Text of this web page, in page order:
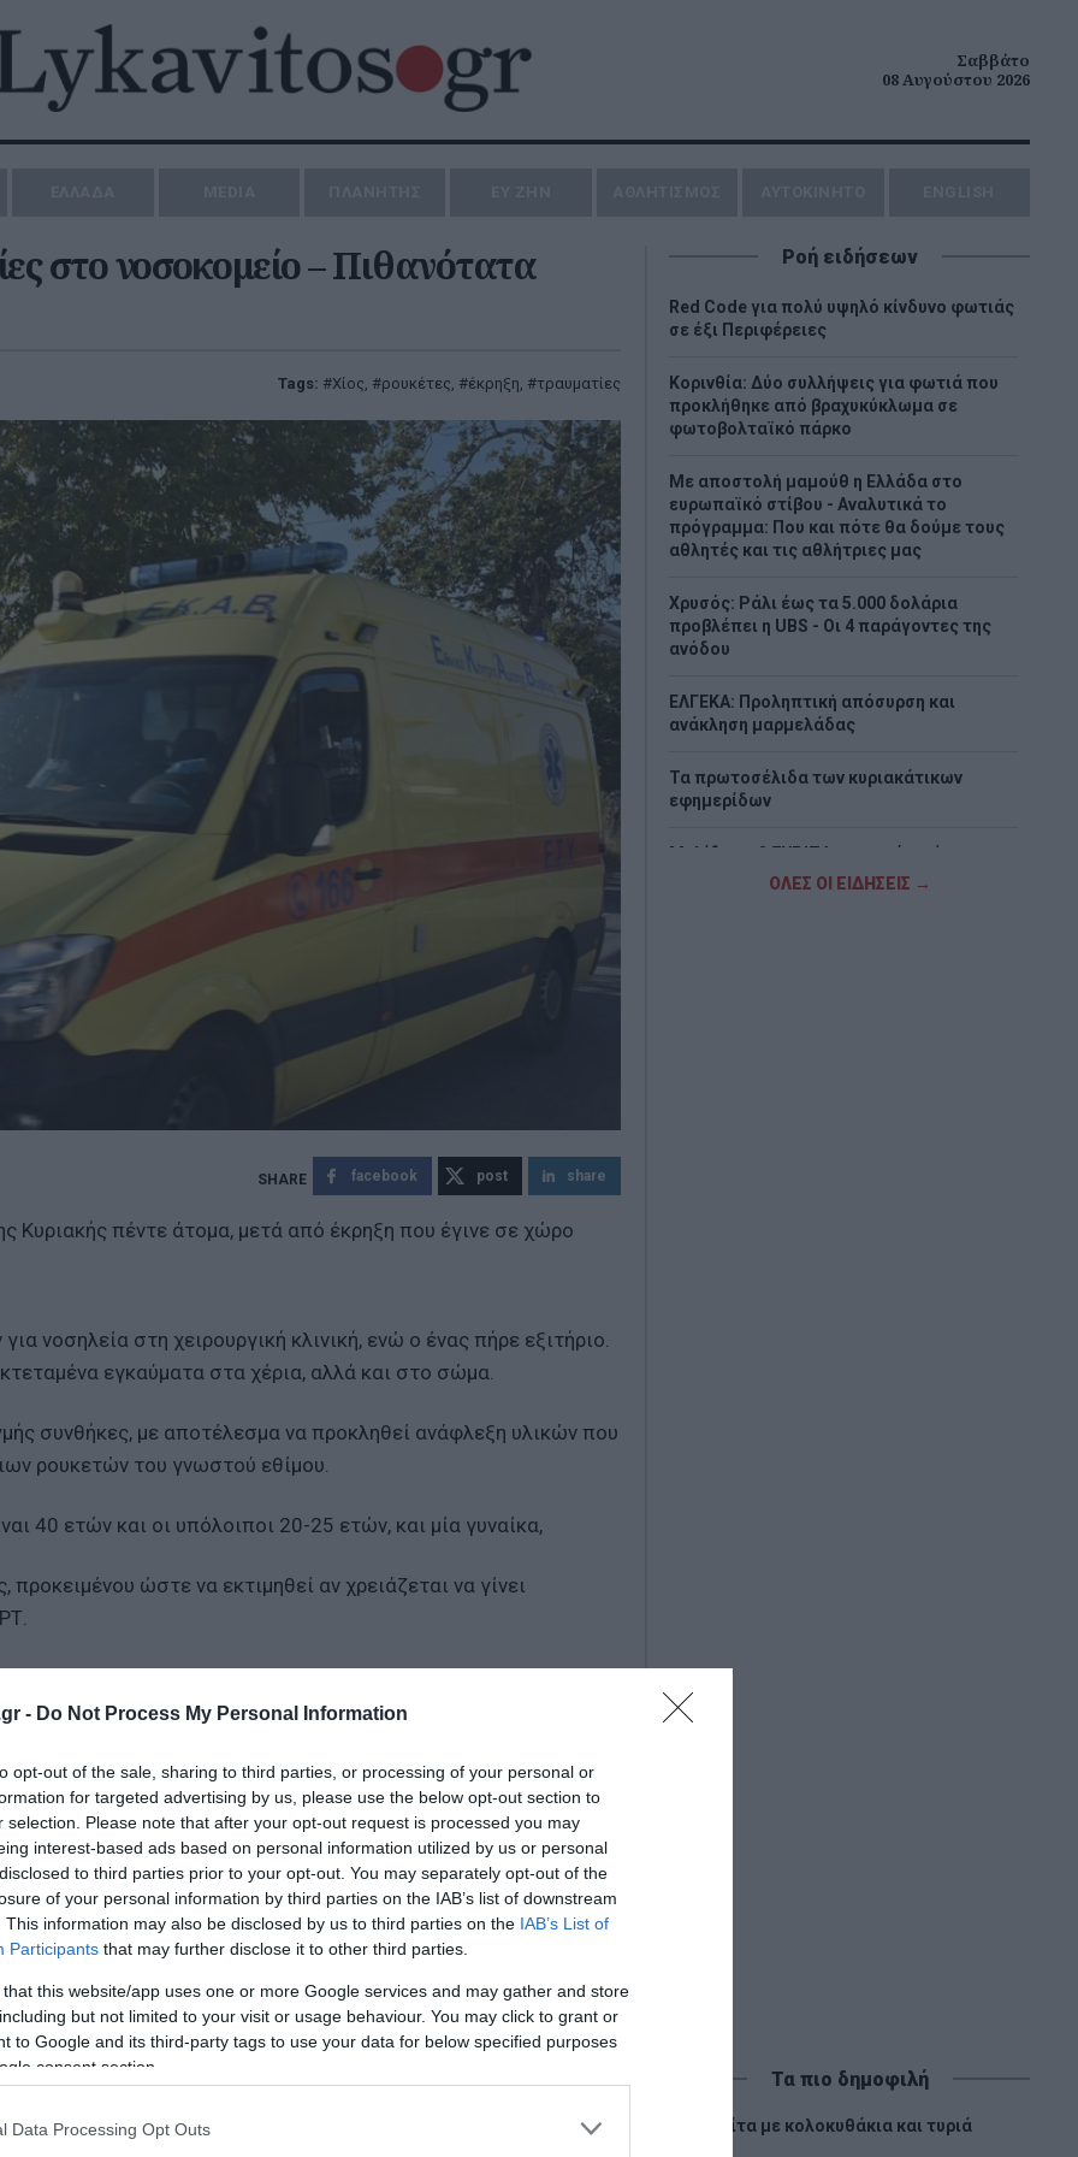
- Do Not Process My Personal Information
opt-out of the sale, sharing to third parties, or processing of your personal or
for targeted advertising by us, please use the below opt-out section to
selection. Please note that after your opt-out request is processed you may
interest-based ads based on personal information utilized by us or personal
to third parties prior to your opt-out. You may separately opt-out of the
of your personal information by third parties on the IAB’s list of downstream
This information may also be disclosed by us to third parties on the IAB’s List of
Participants that may further disclose it to other third parties.
that this website/app uses one or more Google services and may gather and store
but not limited to your visit or usage behaviour. You may click to grant or
to Google and its third-party tags to use your data for below specified purposes
consent section.
Data Processing Opt Outs
Σαββάτο
08 Αυγούστου 2026
στο νοσοκομείο – Πιθανότατα
Tags: Χίος, ρουκέτες, έκρηξη, τραυματίες
facebook post share
Κυριακής πέντε άτομα, μετά από έκρηξη που έγινε σε χώρο
νοσηλεία στη χειρουργική κλινική, ενώ ο ένας πήρε εξιτήριο.
εγκαύματα στα χέρια, αλλά και στο σώμα.
συνθήκες, με αποτέλεσμα να προκληθεί ανάφλεξη υλικών που
ρουκετών του γνωστού εθίμου.
40 ετών και οι υπόλοιποι 20-25 ετών, και μία γυναίκα,
ώστε να εκτιμηθεί αν χρειάζεται να γίνει
της Μεγάλης Εβδομάδας
Lykavitos.gr στο Google News
όλες τις ειδήσεις
Ροή ειδήσεων
Red Code για πολύ υψηλό κίνδυνο φωτιάς
σε έξι Περιφέρειες
Κορινθία: Δύο συλλήψεις για φωτιά που
προκλήθηκε από βραχυκύκλωμα σε
φωτοβολταϊκό πάρκο
Με αποστολή μαμούθ η Ελλάδα στο
ευρωπαϊκό στίβου - Αναλυτικά το
πρόγραμμα: Που και πότε θα δούμε τους
αθλητές και τις αθλήτριες μας
Χρυσός: Ράλι έως τα 5.000 δολάρια
προβλέπει η UBS - Οι 4 παράγοντες της
ανόδου
ΕΛΓΕΚΑ: Προληπτική απόσυρση και
ανάκληση μαρμελάδας
Τα πρωτοσέλιδα των κυριακάτικων
εφημερίδων
Μελίδης: «Ο ΣΥΡΙΖΑ με σαφές, σύγχρονο
και κατανοητό πρόγραμμα απευθύνεται
ΟΛΕΣ ΟΙ ΕΙΔΗΣΕΙΣ →
Τα πιο δημοφιλή
Πίτα με κολοκυθάκια και τυριά